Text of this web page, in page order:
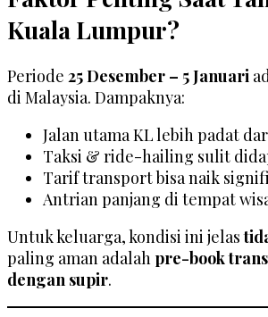
Kuala Lumpur?
Periode 25 Desember – 5 Januari
di Malaysia. Dampaknya:
Jalan utama KL lebih padat
Taksi & ride-hailing sulit
Tarif transport bisa naik
Antrian panjang di tempat
Untuk keluarga, kondisi ini jelas
paling aman adalah pre-book
dengan supir.